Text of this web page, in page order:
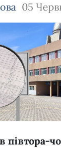
05
півтора-